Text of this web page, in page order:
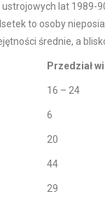
lat 1989-
to osoby
średnie, a
Przedział
16 – 24
6
20
44
29